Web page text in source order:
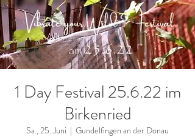
1 Day Festival 25.6.22 im
Birkenried
Sa., 25. Juni
  |
Gundelfingen an der Donau